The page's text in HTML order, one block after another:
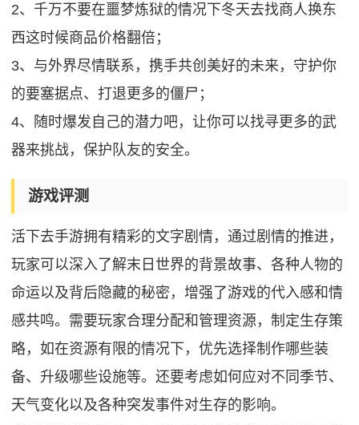
2、千万不要在噩梦炼狱的情况下冬天去找商人换东
西这时候商品价格翻倍；
3、与外界尽情联系，携手共创美好的未来，守护你
的要塞据点、打退更多的僵尸；
4、随时爆发自己的潜力吧，让你可以找寻更多的武
器来挑战，保护队友的安全。
游戏评测
活下去手游拥有精彩的文字剧情，通过剧情的推进，
玩家可以深入了解末日世界的背景故事、各种人物的
命运以及背后隐藏的秘密，增强了游戏的代入感和情
感共鸣。需要玩家合理分配和管理资源，制定生存策
略，如在资源有限的情况下，优先选择制作哪些装
备、升级哪些设施等。还要考虑如何应对不同季节、
天气变化以及各种突发事件对生存的影响。